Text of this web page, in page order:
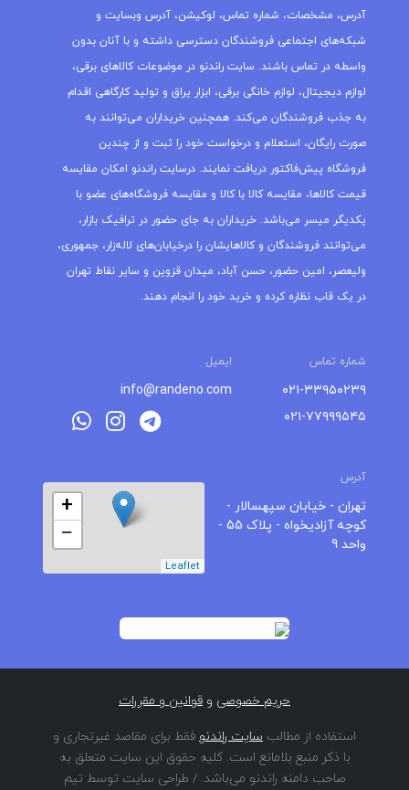
آدرس، مشخصات، شماره تماس، لوکیشن، آدرس وبسایت و
شبکه‌های اجتماعی فروشندگان دسترسی داشته و با آنان بدون
واسطه در تماس باشند. سایت راندنو در موضوعات کالاهای برقی،
لوازم دیجیتال، لوازم خانگی برقی، ابزار یراق و تولید کارگاهی اقدام
به جذب فروشندگان می‌کند. همچنین خریداران می‌توانند به
صورت رایگان، استعلام و درخواست خود را ثبت و از چندین
فروشگاه پیش‌فاکتور دریافت نمایند. درسایت راندنو امکان مقایسه
قیمت کالاها، مقایسه کالا با کالا و مقایسه فروشگاه‌های عضو با
یکدیگر میسر می‌باشد. خریداران به جای حضور در ترافیک بازار،
می‌توانند فروشندگان و کالاهایشان را درخیابان‌های لاله‌زار، جمهوری،
ولیعصر، امین حضور، حسن آباد، میدان قزوین و سایر نقاط تهران
در یک قاب نظاره کرده و خرید خود را انجام دهند.
شماره تماس ایمیل
۰۲۱-۳۳۹۵۰۲۳۹
۰۲۱-۷۷۹۹۹۵۴۵
info@randeno.com
آدرس
تهران - خیابان سپهسالار -
کوچه آزادیخواه - پلاک 55 -
واحد 9
+
−
Leaflet
حریم خصوصی و قوانین و مقررات
استفاده از مطالب سایت راندنو فقط برای مقاصد غیرتجاری و
با ذکر منبع بلامانع است. کلیه حقوق این سایت متعلق به
صاحب دامنه راندنو می‌باشد. / طراحی سایت توسط تیم